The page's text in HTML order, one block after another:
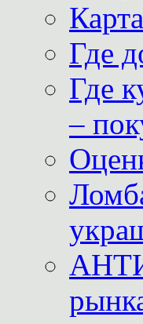
Где
Где
–